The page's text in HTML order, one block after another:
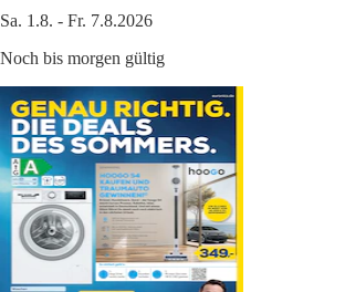
Sa. 1.8. - Fr. 7.8.2026
Noch bis morgen gültig